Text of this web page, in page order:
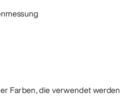
Farben, die verwendet werden